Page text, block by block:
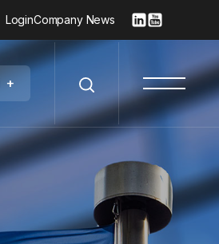
LoginCompany News
+